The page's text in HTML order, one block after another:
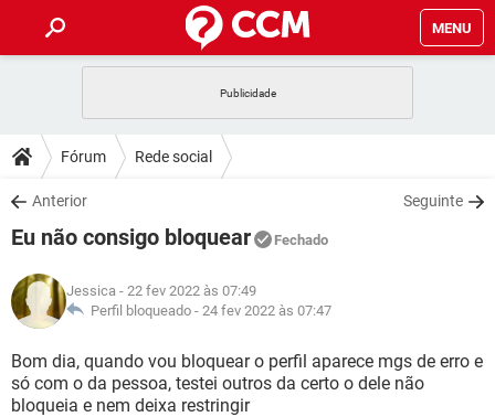
MENU
CELULAR
OUTLOOK
INSTAGRAM GMAIL
GUIA DE COMPRAS
DICAS
JOGOS
INSTAGRAM
GUIA DE COMPRAS
DOWNLOADS
JOGOS WHATSAPP
CELULAR
OUTLOOK EXCEL
INSTAGRAM GMAIL
GUIA DE COMPRAS
JOGOS
CELULAR
OUTLOOK EXCEL
INSTAGRAM
GLOSSÁRIO
JOGOS WHATSAPP
CELULAR FACEBOOK
Fórum Rede social
Anterior Seguinte
Eu não consigo bloquear Fechado
Jessica - 22 fev 2022 às 07:49
Perfil bloqueado - 24 fev 2022 às 07:47
Bom dia, quando vou bloquear o perfil aparece mgs de erro e
só com o da pessoa, testei outros da certo o dele não
bloqueia e nem deixa restringir